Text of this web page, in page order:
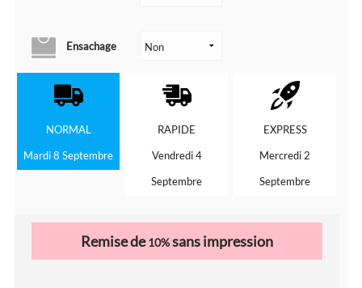
Ensachage
NORMAL
Mardi 8 Septembre
RAPIDE
Vendredi 4
Septembre
EXPRESS
Mercredi 2
Septembre
Remise de10%sans impression